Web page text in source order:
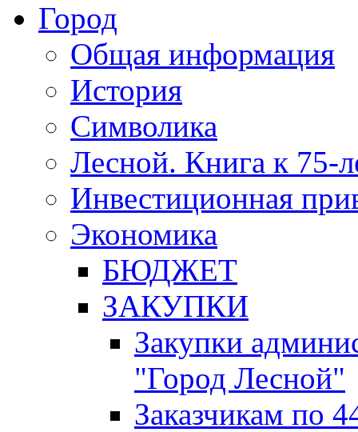
Город
Общая информация
История
Символика
Лесной. Книга к 75-
Инвестиционная
Экономика
БЮДЖЕТ
ЗАКУПКИ
Закупки
"Город Лесной"
Заказчикам по